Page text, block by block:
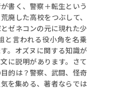
書く、警察＋転生という
廃した高校をつぶして、
ゼネコンの元に現れた少
と言われる役小角を名乗
。オズヌに関する知識が
に説明があります。さて
的は？警察、武闘、怪奇
を集める、著者ならでは